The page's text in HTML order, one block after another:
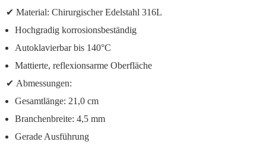
✔ Material: Chirurgischer Edelstahl 316L
Hochgradig korrosionsbeständig
Autoklavierbar bis 140°C
Mattierte, reflexionsarme Oberfläche
✔ Abmessungen:
Gesamtlänge: 21,0 cm
Branchenbreite: 4,5 mm
Gerade Ausführung